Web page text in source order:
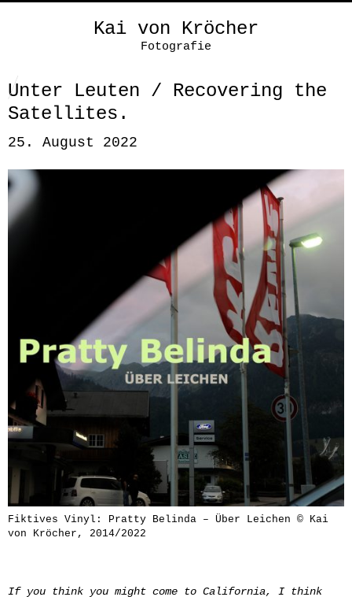
Kai von Kröcher
Fotografie
Unter Leuten / Recovering the
Satellites.
25. August 2022
Fiktives Vinyl: Pratty Belinda – Über Leichen © Kai
von Kröcher, 2014/2022
If you think you might come to California, I think